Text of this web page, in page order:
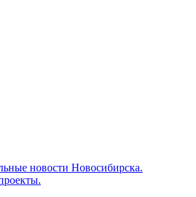
новости Новосибирска.